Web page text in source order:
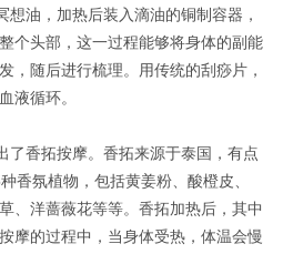
油，加热后装入滴油的铜制容器，
个头部，这一过程能够将身体的副能
，随后进行梳理。用传统的刮痧片，
液循环。
香拓按摩。香拓来源于泰国，有点
香氛植物，包括黄姜粉、酸橙皮、
、洋蔷薇花等等。香拓加热后，其中
摩的过程中，当身体受热，体温会慢